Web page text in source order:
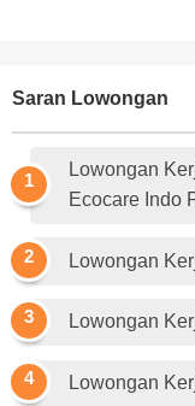
Saran Lowongan
Lowongan
Ecocare Indo
Lowongan
Lowongan
Lowongan